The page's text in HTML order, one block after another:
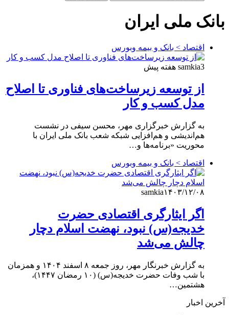
بانک ملی ایران
اقتصاد > بانک و بیمه وبورس
samkia3 هفته پیش
از توسعه زیرساخت‌های فناوری تا اصلاح
مدل کسب و کار
به گزارش خبرگزاری مهر، محسن سیفی در نشست
هم‌اندیشی و هم‌افزایی شبکه شعب بانک ملی ایران با
محوریت «برنامه‌ها و…
اقتصاد > بانک و بیمه وبورس
samkia۱۴۰۳/۱۲/۰۸
اگر ایثارگری اقتصادی حضرت
خدیجه(س) نبود، نهضت اسلام دچار
چالش می‌شد
به گزارش خبرنگار مهر، روز جمعه ۸ اسفند ۱۴۰۴ و همزمان
با شب وفات حضرت خدیجه(س) (۱۰ رمضان ۱۴۴۷)،
هشتمین…
آخرین اخبار